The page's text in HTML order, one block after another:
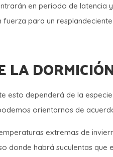
en periodo de latencia
para un
LA
esto dependerá de la
orientarnos de
extremas de
donde habrá suculentas que